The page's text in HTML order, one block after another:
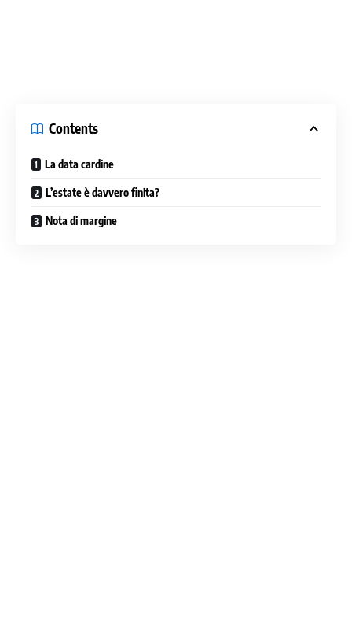
Contents
La data cardine
L’estate è davvero finita?
Nota di margine